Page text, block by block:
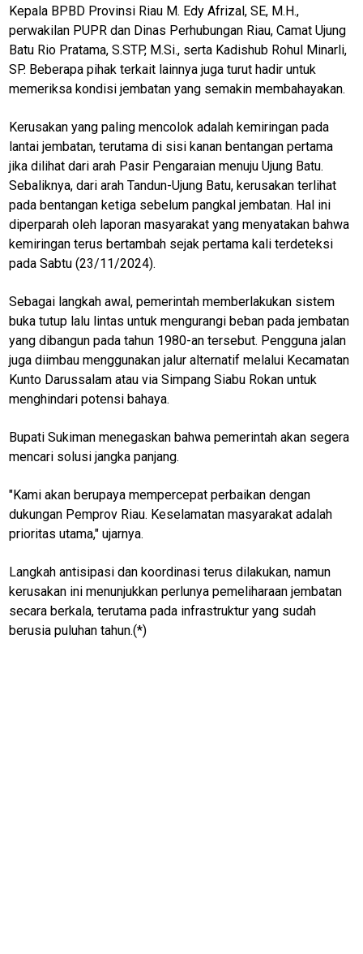
Kepala BPBD Provinsi Riau M. Edy Afrizal, SE, M.H.,
perwakilan PUPR dan Dinas Perhubungan Riau, Camat Ujung
Batu Rio Pratama, S.STP, M.Si., serta Kadishub Rohul Minarli,
SP. Beberapa pihak terkait lainnya juga turut hadir untuk
memeriksa kondisi jembatan yang semakin membahayakan.
Kerusakan yang paling mencolok adalah kemiringan pada
lantai jembatan, terutama di sisi kanan bentangan pertama
jika dilihat dari arah Pasir Pengaraian menuju Ujung Batu.
Sebaliknya, dari arah Tandun-Ujung Batu, kerusakan terlihat
pada bentangan ketiga sebelum pangkal jembatan. Hal ini
diperparah oleh laporan masyarakat yang menyatakan bahwa
kemiringan terus bertambah sejak pertama kali terdeteksi
pada Sabtu (23/11/2024).
Sebagai langkah awal, pemerintah memberlakukan sistem
buka tutup lalu lintas untuk mengurangi beban pada jembatan
yang dibangun pada tahun 1980-an tersebut. Pengguna jalan
juga diimbau menggunakan jalur alternatif melalui Kecamatan
Kunto Darussalam atau via Simpang Siabu Rokan untuk
menghindari potensi bahaya.
Bupati Sukiman menegaskan bahwa pemerintah akan segera
mencari solusi jangka panjang.
"Kami akan berupaya mempercepat perbaikan dengan
dukungan Pemprov Riau. Keselamatan masyarakat adalah
prioritas utama," ujarnya.
Langkah antisipasi dan koordinasi terus dilakukan, namun
kerusakan ini menunjukkan perlunya pemeliharaan jembatan
secara berkala, terutama pada infrastruktur yang sudah
berusia puluhan tahun.(*)
M
N
Home